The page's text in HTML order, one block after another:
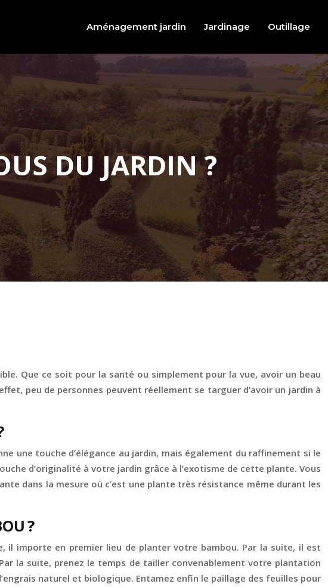
Aménagement jardin Jardinage Outillage
DU JARDIN ?
Que ce soit pour la santé ou simplement pour la vue, avoir un beau
peu de personnes peuvent réellement se targuer d’avoir un jardin à
une touche d’élégance au jardin, mais également du raffinement si le
d’originalité à votre jardin grâce à l’exotisme de cette plante. Vous
dans la mesure où c’est une plante très résistance même durant les
?
il importe en premier lieu de planter votre bambou. Par la suite, il est
la suite, prenez le temps de tailler convenablement votre plantation
naturel et biologique. Entamez enfin le paillage des feuilles pour